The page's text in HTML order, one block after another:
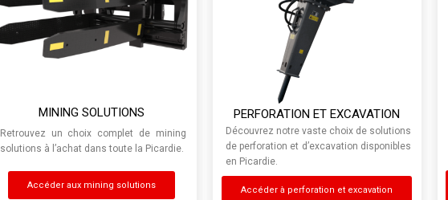
MINING SOLUTIONS
Retrouvez un choix complet de mining
solutions à l’achat dans toute la Picardie.
Accéder aux mining solutions
PERFORATION ET EXCAVATION
Découvrez notre vaste choix de solutions
de perforation et d’excavation disponibles
en Picardie.
Accéder à perforation et excavation